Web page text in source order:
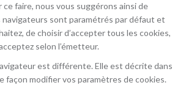
ce faire, nous vous suggérons ainsi de
navigateurs sont paramétrés par défaut et
de choisir d’accepter tous les cookies,
selon l’émetteur.
est différente. Elle est décrite dans
façon modifier vos paramètres de cookies.